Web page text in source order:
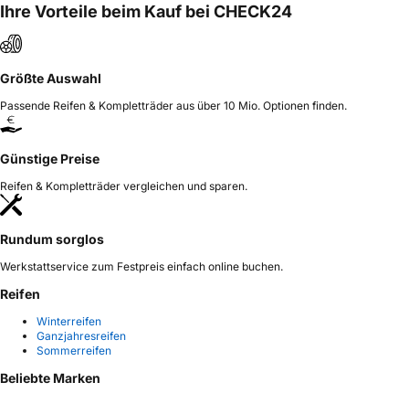
Ihre Vorteile beim Kauf bei CHECK24
Größte Auswahl
Passende Reifen & Kompletträder aus über 10 Mio. Optionen finden.
Günstige Preise
Reifen & Kompletträder vergleichen und sparen.
Rundum sorglos
Werkstattservice zum Festpreis einfach online buchen.
Reifen
Winterreifen
Ganzjahresreifen
Sommerreifen
Beliebte Marken